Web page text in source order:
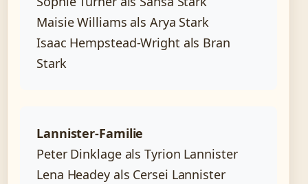
Maisie Williams als Arya Stark
Isaac Hempstead-Wright als Bran
Stark
Lannister-Familie
Peter Dinklage als Tyrion Lannister
Lena Headey als Cersei Lannister